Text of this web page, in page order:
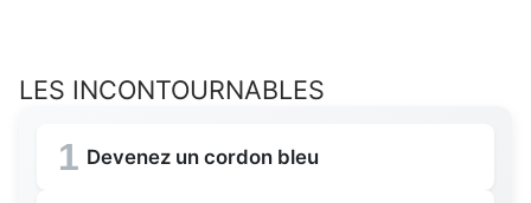
LES INCONTOURNABLES
1 Devenez un cordon bleu